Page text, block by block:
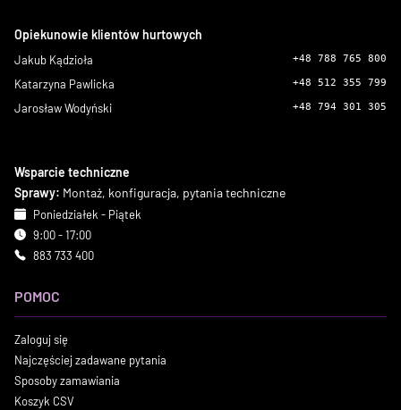
Opiekunowie klientów hurtowych
Jakub Kądzioła +48 788 765 800
Katarzyna Pawlicka +48 512 355 799
Jarosław Wodyński +48 794 301 305
Wsparcie techniczne
Sprawy: Montaż, konfiguracja, pytania techniczne
Poniedziałek - Piątek
9:00 - 17:00
883 733 400
POMOC
Zaloguj się
Najczęściej zadawane pytania
Sposoby zamawiania
Koszyk CSV